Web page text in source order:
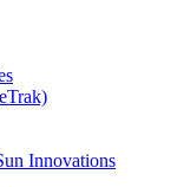
Innovations